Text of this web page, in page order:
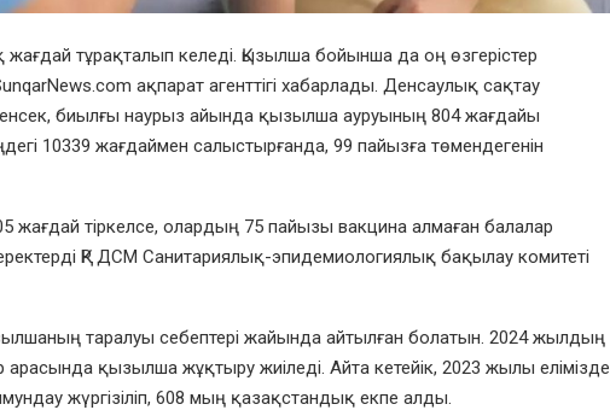
жағдай тұрақталып келеді. Қызылша бойынша да оң өзгерістер
ақпарат агенттігі хабарлады. Денсаулық сақтау
биылғы наурыз айында қызылша ауруының 804 жағдайы
10339 жағдаймен салыстырғанда, 99 пайызға төмендегенін
жағдай тіркелсе, олардың 75 пайызы вакцина алмаған балалар
ҚР ДСМ Санитариялық-эпидемиологиялық бақылау комитеті
таралуы себептері жайында айтылған болатын. 2024 жылдың
қызылша жұқтыру жиіледі. Айта кетейік, 2023 жылы елімізде
жүргізіліп, 608 мың қазақстандық екпе алды.